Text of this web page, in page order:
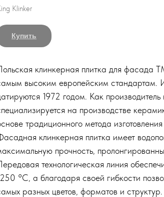
Klinker
Купить
клинкерная плитка для фасада
высоким европейским стандартам.
1972 годом. Как производитель
на производстве
традиционного метода
клинкерная плитка имеет
прочность,
технологическая линия
°C, а благодаря своей гибкости
разных цветов, форматов и